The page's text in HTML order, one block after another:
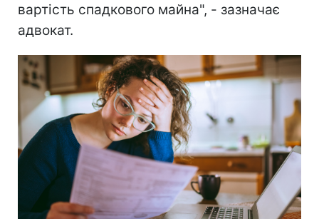
вартість спадкового майна", - зазначає
адвокат.